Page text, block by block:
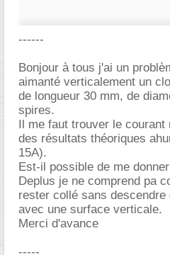
------
Bonjour à tous j'ai un
aimanté verticalement un
de longueur 30 mm, de
spires.
Il me faut trouver le
des résultats théoriques
15A).
Est-il possible de me
Deplus je ne comprend pa
rester collé sans
avec une surface verticale.
Merci d'avance
-----